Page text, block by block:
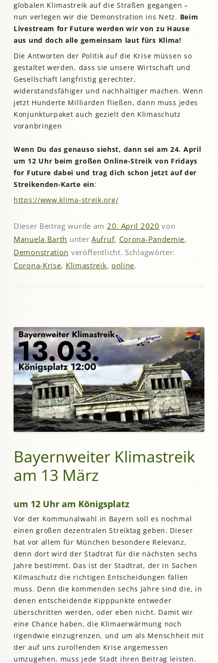
globalen Klimastreik auf die Straßen gegangen –
nun verlegen wir die Demonstration ins Netz. Beim
Livestream for Future werden wir von zu Hause
aus und doch alle gemeinsam laut fürs Klima!
Die Antworten der Politik auf die Krise müssen so
gestaltet werden, dass sie unsere Wirtschaft und
Gesellschaft langfristig gerechter,
widerstandsfähiger und nachhaltiger machen. Wenn
jetzt Hunderte Milliarden fließen, dann muss jedes
Konjunkturpaket auch gezielt den Klimaschutz
voranbringen
Wenn Du das genauso siehst, dann sei am 24. April
um 12 Uhr beim großen Online-Streik von Fridays
for Future dabei und trag dich schon jetzt auf der
Streikenden-Karte ein:
https://www.klima-streik.org/
Dieser Beitrag wurde am 20. April 2020 von
Manuela Barth unterAufruf, Corona-Pandemie,
Demonstration veröffentlicht. Schlagwörter:
Corona-Krise, Klimastreik, online.
Bayernweiter Klimastreik
am 13 März
um 12 Uhr am Königsplatz
Vor der Kommunalwahl in Bayern soll es nochmal
einen großen dezentralen Streiktag geben. Dieser
hat vor allem für München besondere Relevanz,
denn dort wird der Stadtrat für die nächsten sechs
Jahre bestimmt. Das ist der Stadtrat, der in Sachen
Kilmaschutz die richtigen Entscheidungen fällen
muss. Denn die kommenden sechs Jahre sind die, in
denen entscheidende Kipppunkte entweder
überschritten werden, oder eben nicht. Damit wir
eine Chance haben, die Klimaerwärmung noch
irgendwie einzugrenzen, und um als Menschheit mit
der auf uns zurollenden Krise angemessen
umzugehen, muss jede Stadt ihren Beitrag leisten.